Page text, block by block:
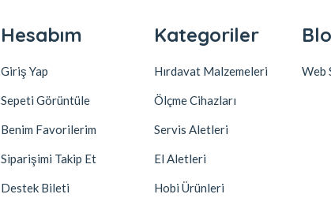
Hesabım
Giriş Yap
Sepeti Görüntüle
Benim Favorilerim
Siparişimi Takip Et
Destek Bileti
Kategoriler
Hırdavat Malzemeleri
Ölçme Cihazları
Servis Aletleri
El Aletleri
Hobi Ürünleri
Web